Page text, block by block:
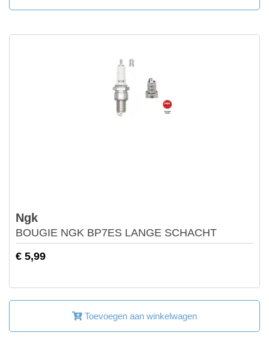
Ngk
BOUGIE NGK BP7ES LANGE SCHACHT
€ 5,99
Toevoegen aan winkelwagen